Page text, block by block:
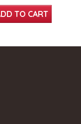
TO CART